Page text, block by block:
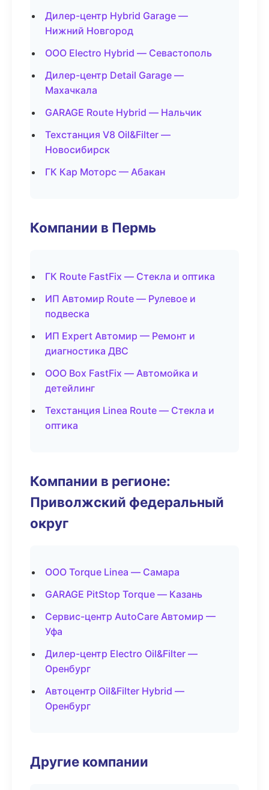
Дилер-центр Hybrid Garage —
Нижний Новгород
ООО Electro Hybrid — Севастополь
Дилер-центр Detail Garage —
Махачкала
GARAGE Route Hybrid — Нальчик
Техстанция V8 Oil&Filter —
Новосибирск
ГК Кар Моторс — Абакан
Компании в Пермь
ГК Route FastFix — Стекла и оптика
ИП Автомир Route — Рулевое и
подвеска
ИП Expert Автомир — Ремонт и
диагностика ДВС
ООО Box FastFix — Автомойка и
детейлинг
Техстанция Linea Route — Стекла и
оптика
Компании в регионе:
Приволжский федеральный
округ
ООО Torque Linea — Самара
GARAGE PitStop Torque — Казань
Сервис-центр AutoCare Автомир —
Уфа
Дилер-центр Electro Oil&Filter —
Оренбург
Автоцентр Oil&Filter Hybrid —
Оренбург
Другие компании